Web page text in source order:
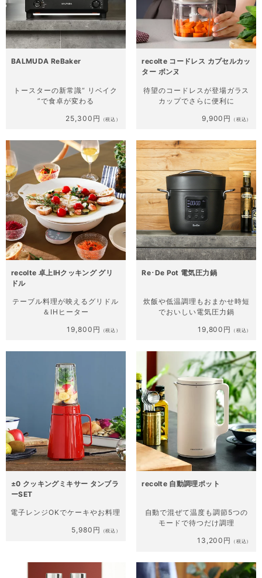
BALMUDA ReBaker
トースターの新常識“ リベイク
”で食卓が変わる
25,300円
（税込）
recolte コードレス カプセルカッ
ター ボンヌ
待望のコードレスが登場ガラス
カップでさらに便利に
9,900円
（税込）
recolte 卓上IHクッキング グリ
ドル
テーブル料理が映える グリドル
＆IHヒーター
19,800円
（税込）
Re･De Pot 電気圧力鍋
炊飯や低温調理もおまかせ時短
でおいしい電気圧力鍋
19,800円
（税込）
±0 クッキングミキサー タンブラ
ーSET
電子レンジOKでケーキやお料理
5,980円
（税込）
recolte 自動調理ポット
自動で混ぜて温度も調節5つの
モードで待つだけ調理
13,200円
（税込）